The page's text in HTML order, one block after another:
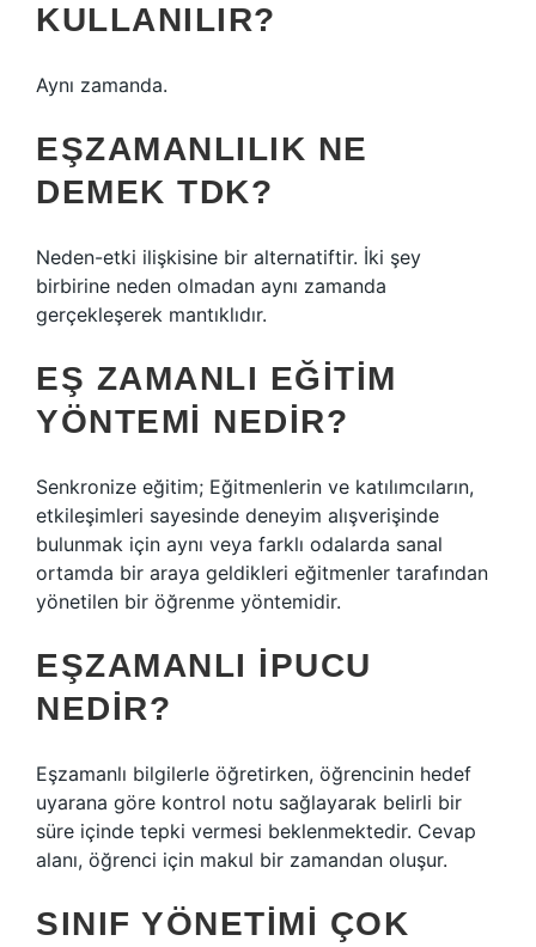
KULLANILIR?
Aynı zamanda.
EŞZAMANLILIK NE
DEMEK TDK?
Neden-etki ilişkisine bir alternatiftir. İki şey
birbirine neden olmadan aynı zamanda
gerçekleşerek mantıklıdır.
EŞ ZAMANLI EĞITIM
YÖNTEMI NEDIR?
Senkronize eğitim; Eğitmenlerin ve katılımcıların,
etkileşimleri sayesinde deneyim alışverişinde
bulunmak için aynı veya farklı odalarda sanal
ortamda bir araya geldikleri eğitmenler tarafından
yönetilen bir öğrenme yöntemidir.
EŞZAMANLI IPUCU
NEDIR?
Eşzamanlı bilgilerle öğretirken, öğrencinin hedef
uyarana göre kontrol notu sağlayarak belirli bir
süre içinde tepki vermesi beklenmektedir. Cevap
alanı, öğrenci için makul bir zamandan oluşur.
SINIF YÖNETIMI ÇOK